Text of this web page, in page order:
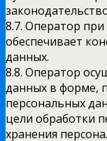
8.7. Оператор
обеспечивает
данных.
8.8. Оператор
данных в форме,
персональных
цели обработки
хранения